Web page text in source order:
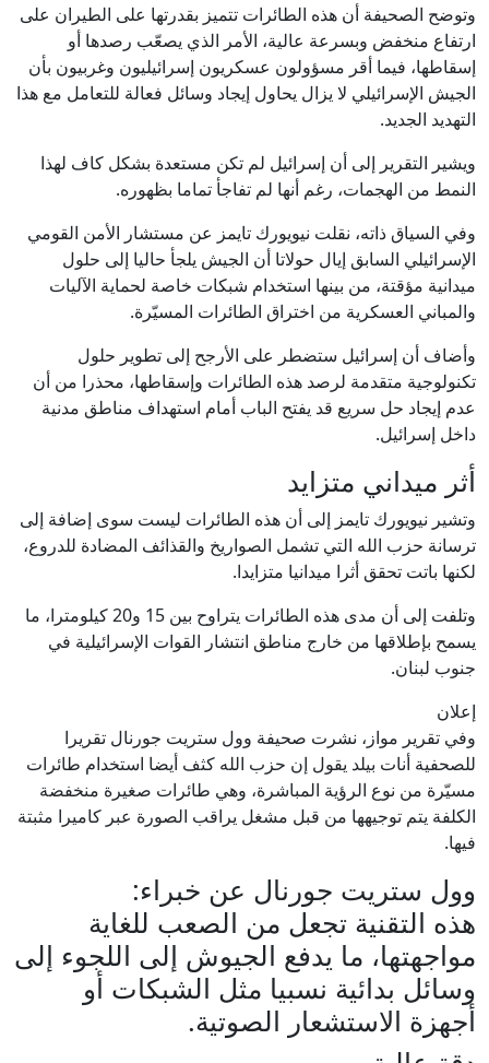
وتوضح الصحيفة أن هذه الطائرات تتميز بقدرتها على الطيران على
ارتفاع منخفض وبسرعة عالية، الأمر الذي يصعّب رصدها أو
إسقاطها، فيما أقر مسؤولون عسكريون إسرائيليون وغربيون بأن
الجيش الإسرائيلي لا يزال يحاول إيجاد وسائل فعالة للتعامل مع هذا
التهديد الجديد.
ويشير التقرير إلى أن إسرائيل لم تكن مستعدة بشكل كاف لهذا
النمط من الهجمات، رغم أنها لم تفاجأ تماما بظهوره.
وفي السياق ذاته، نقلت نيويورك تايمز عن مستشار الأمن القومي
الإسرائيلي السابق إيال حولاتا أن الجيش يلجأ حاليا إلى حلول
ميدانية مؤقتة، من بينها استخدام شبكات خاصة لحماية الآليات
والمباني العسكرية من اختراق الطائرات المسيّرة.
وأضاف أن إسرائيل ستضطر على الأرجح إلى تطوير حلول
تكنولوجية متقدمة لرصد هذه الطائرات وإسقاطها، محذرا من أن
عدم إيجاد حل سريع قد يفتح الباب أمام استهداف مناطق مدنية
داخل إسرائيل.
أثر ميداني متزايد
وتشير نيويورك تايمز إلى أن هذه الطائرات ليست سوى إضافة إلى
ترسانة حزب الله التي تشمل الصواريخ والقذائف المضادة للدروع،
لكنها باتت تحقق أثرا ميدانيا متزايدا.
وتلفت إلى أن مدى هذه الطائرات يتراوح بين 15 و20 كيلومترا، ما
يسمح بإطلاقها من خارج مناطق انتشار القوات الإسرائيلية في
جنوب لبنان.
إعلان
وفي تقرير مواز، نشرت صحيفة وول ستريت جورنال تقريرا
للصحفية أنات بيلد يقول إن حزب الله كثف أيضا استخدام طائرات
مسيّرة من نوع الرؤية المباشرة، وهي طائرات صغيرة منخفضة
الكلفة يتم توجيهها من قبل مشغل يراقب الصورة عبر كاميرا مثبتة
فيها.
وول ستريت جورنال عن خبراء:
هذه التقنية تجعل من الصعب للغاية
مواجهتها، ما يدفع الجيوش إلى اللجوء إلى
وسائل بدائية نسبيا مثل الشبكات أو
أجهزة الاستشعار الصوتية.